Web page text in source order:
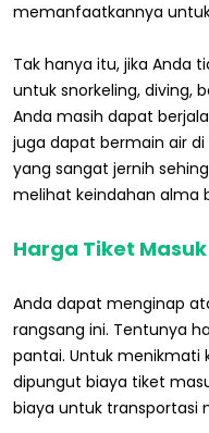
memanfaatkannya
Tak hanya itu, jika Anda
untuk snorkeling, diving,
Anda masih dapat
juga dapat bermain air
yang sangat jernih
melihat keindahan alma
Harga Tiket
Anda dapat menginap
rangsang ini. Tentunya
pantai. Untuk menikmati
dipungut biaya tiket
biaya untuk transportasi